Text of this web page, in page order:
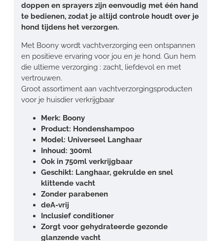
doppen en sprayers zijn eenvoudig met één hand
te bedienen, zodat je altijd controle houdt over je
hond tijdens het verzorgen.
Met Boony wordt vachtverzorging een ontspannen
en positieve ervaring voor jou en je hond. Gun hem
die ultieme verzorging : zacht, liefdevol en met
vertrouwen.
Groot assortiment aan vachtverzorgingsproducten
voor je huisdier verkrijgbaar
Merk: Boony
Product: Hondenshampoo
Model: Universeel Langhaar
Inhoud: 300ml
Ook in 750ml verkrijgbaar
Geschikt: Langhaar, gekrulde en snel
klittende vacht
Zonder parabenen
deA-vrij
Inclusief conditioner
Zorgt voor gehydrateerde gezonde
glanzende vacht